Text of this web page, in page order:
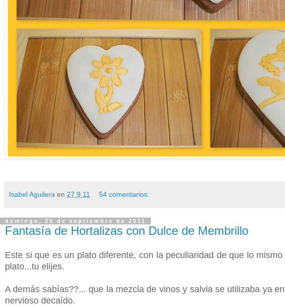
Isabel Aguilera en 27.9.11 54 comentarios:
domingo, 25 de septiembre de 2011
Fantasía de Hortalizas con Dulce de Membrillo
Este si que es un plato diferente, con la peculiaridad de que lo
plato...tu elijes.
A demás sabías??... que la mezcla de vinos y salvia se utilizaba ya
nervioso decaído.